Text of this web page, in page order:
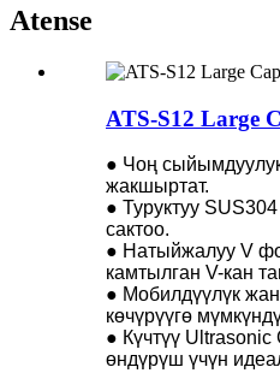
Atense
ATS-S12 Large
● Чоң
жакшыртат.
● Туруктуу
сактоо.
● Натыйжалуу V
камтылган V-кан
● Мобилдүүлүк
көчүрүүгө
● Күчтүү
өндүрүш үчүн